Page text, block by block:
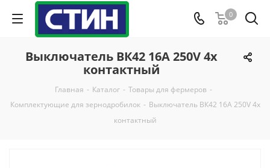
0
Выключатель ВК42 16А 250V 4x
контактный
Главная - Каталог - Товары для фермеров -
Комплектующие для зернодробилок - Выключатель ВК42 16А 250V 4x
контактный